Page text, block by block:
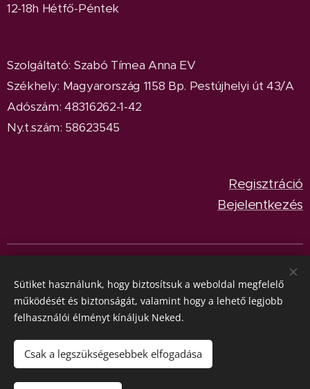
12-18h Hétfő-Péntek
Szolgáltató: Szabó Tímea Anna EV
Székhely: Magyarország 1158 Bp. Pestújhelyi út 43/A
Adószám: 48316262-1-42
Ny.t.szám: 58623545
Regisztráció
Bejelentkezés
Nyelvek
Magyar
English
Sütiket használunk, hogy biztosítsuk a weboldal megfelelő
működését és biztonságát, valamint hogy a lehető legjobb
felhasználói élményt kínáljuk Neked.
Csak a legszükségesebbek elfogadása